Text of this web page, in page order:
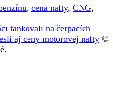
, cena nafty, CNG,
tankovali na čerpacích
aj ceny motorovej nafty ©